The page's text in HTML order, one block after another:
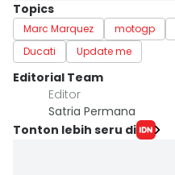
Topics
Marc Marquez motogp
Ducati
Update me
Editorial Team
Editor
Satria Permana
Tonton lebih seru di